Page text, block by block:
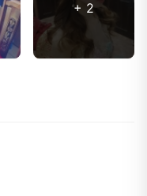
+ 2